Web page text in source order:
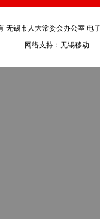
无锡市人大常委会办公室 电
网络支持：无锡移动